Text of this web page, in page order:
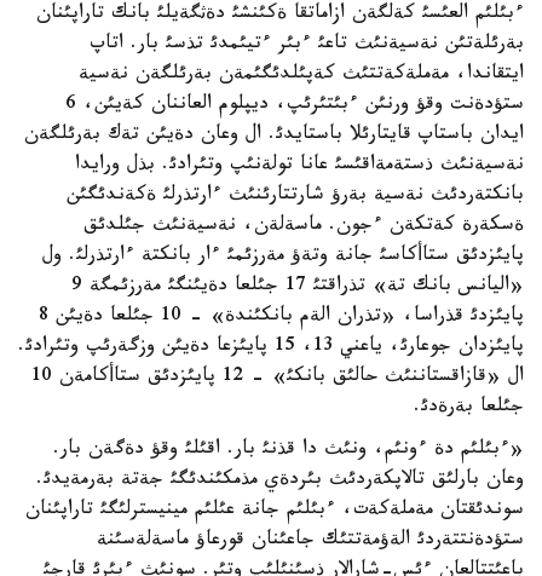
ءبئلئم العئسئ كةلگةن ازاماتقا ةكئنشئ دةثگةيلئ بانك تاراپئنان
بةرئلةتئن نةسيةنئث تاعئ ءبئر ءتيئمدئ تذسئ بار. اتاپ
ايتقاندا، مةملةكةتتئث كةپئلدئگئمةن بةرئلگةن نةسية
ستؤدةنت وقؤ ورنئن ءبئتئرئپ، ديپلوم العاننان كةيئن، 6
ايدان باستاپ قايتارئلا باستايدئ. ال وعان دةيئن تةك بةرئلگةن
نةسيةنئث ذستةمةاقئسئ عانا تولةنئپ وتئرادئ. بذل ورايدا
بانكتةردئث نةسية بةرؤ شارتتارئنئث ءارتذرلئ ةكةندئگئن
ةسكةرة كةتكةن ءجون. ماسةلةن، نةسيةنئث جئلدئق
پايئزدئق ستاأكاسئ جانة وتةؤ مةرزئمئ ءار بانكتة ءارتذرلئ. ول
«اليانس بانك تة» تذراقتئ 17 جئلعا دةيئنگئ مةرزئمگة 9
پايئزدئ قذراسا، «تذران الةم بانكئندة» - 10 جئلعا دةيئن 8
پايئزدان جوعارئ، ياعني 13، 15 پايئزعا دةيئن وزگةرئپ وتئرادئ.
ال «قازاقستاننئث حالئق بانكئ» - 12 پايئزدئق ستاأكامةن 10
جئلعا بةرةدئ.
«ءبئلئم دة ءونئم، ونئث دا قذنئ بار. اقئلئ وقؤ دةگةن بار.
وعان بارلئق تالاپكةردئث بئردةي مذمكئندئگئ جةتة بةرمةيدئ.
سوندئقتان مةملةكةت، ءبئلئم جانة عئلئم مينيسترلئگئ تاراپئنان
ستؤدةنتتةردئ الةؤمةتتئك جاعئنان قورعاؤ ماسةلةسئنة